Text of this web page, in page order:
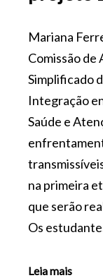
Mariana
Comissão de
Simplificado
Integração
Saúde e
na primeira
que serão
Os
Leia mais